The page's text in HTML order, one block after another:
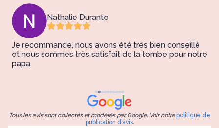
Nathalie Durante
Je recommande, nous avons été très bien conseillé
et nous sommes très satisfait de la tombe pour notre
papa.
Tous les avis sont collectés et modérés par Google. Voir notrepolitique de
publication d’avis.